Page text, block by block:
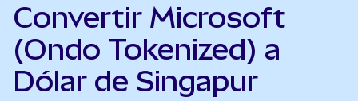
Convertir Microsoft
(Ondo Tokenized) a
Dólar de Singapur